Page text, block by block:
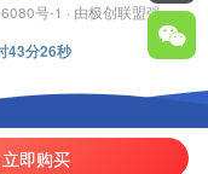
号-1 · 由极创联盟强
43分27秒
立即购买